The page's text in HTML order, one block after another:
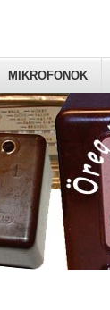
MIKROFONOK